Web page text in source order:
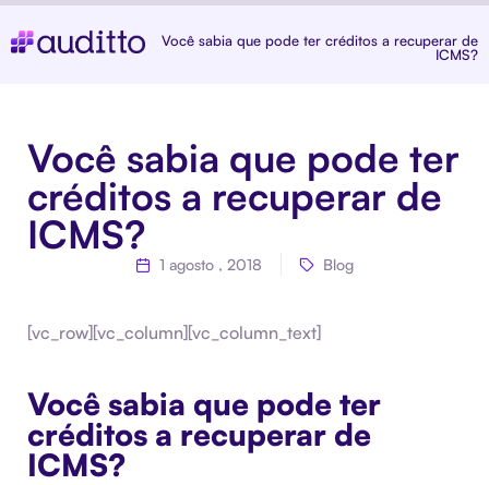
Você sabia que pode ter créditos a recuperar de
ICMS?
Você sabia que pode ter
créditos a recuperar de
ICMS?
1 agosto , 2018 Blog
[vc_row][vc_column][vc_column_text]
Você sabia que pode ter
créditos a recuperar de
ICMS?